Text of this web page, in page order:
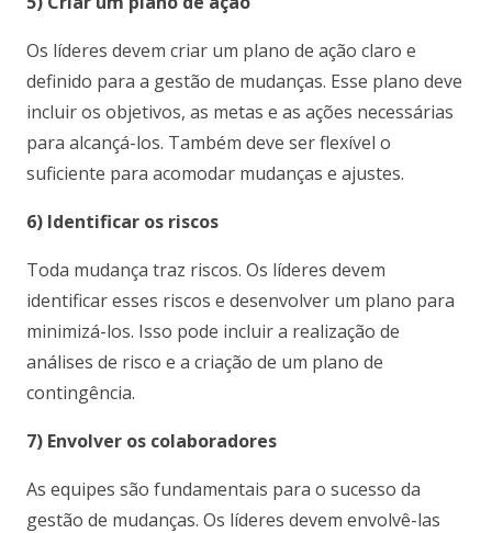
Os líderes devem criar um plano de ação claro e
definido para a gestão de mudanças. Esse plano deve
incluir os objetivos, as metas e as ações necessárias
para alcançá-los. Também deve ser flexível o
suficiente para acomodar mudanças e ajustes.
6) Identificar os riscos
Toda mudança traz riscos. Os líderes devem
identificar esses riscos e desenvolver um plano para
minimizá-los. Isso pode incluir a realização de
análises de risco e a criação de um plano de
contingência.
7) Envolver os colaboradores
As equipes são fundamentais para o sucesso da
gestão de mudanças. Os líderes devem envolvê-las